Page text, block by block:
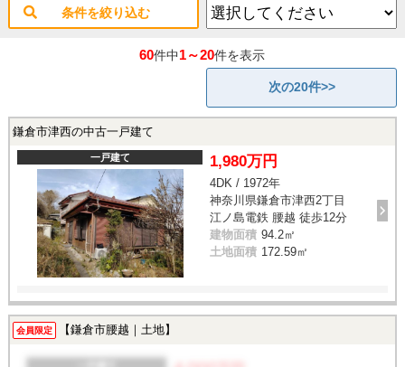
条件を絞り込む
60件中1～20件を表示
次の20件>>
鎌倉市津西の中古一戸建て
一戸建て 1,980万円
4DK / 1972年
神奈川県鎌倉市津西2丁目
江ノ島電鉄 腰越 徒歩12分
建物面積 94.2㎡
土地面積 172.59㎡
会員限定 【鎌倉市腰越｜土地】